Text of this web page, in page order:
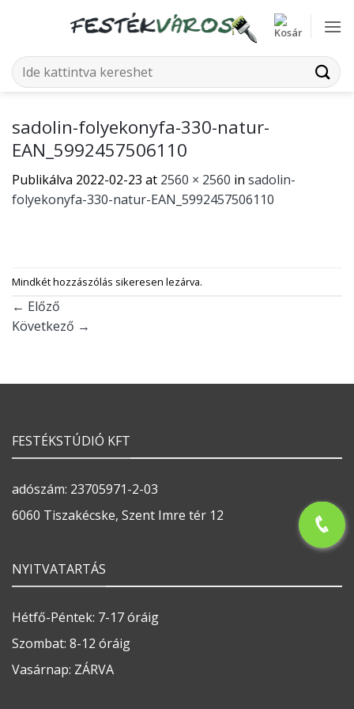
Keresés
a
sadolin-folyekonyfa-330-natur-
EAN_5992457506110
Publikálva 2022-02-23 at 2560 × 2560 in sadolin-
folyekonyfa-330-natur-EAN_5992457506110
Mindkét hozzászólás sikeresen lezárva.
← Előző
Következő →
FESTÉKSTÚDIÓ KFT
adószám: 23705971-2-03
6060 Tiszakécske, Szent Imre tér 12
NYITVATARTÁS
Hétfő-Péntek: 7-17 óráig
Szombat: 8-12 óráig
Vasárnap: ZÁRVA